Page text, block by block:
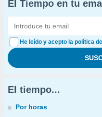
El Tiempo en tu
He leído y acepto la política
El tiempo...
Por horas